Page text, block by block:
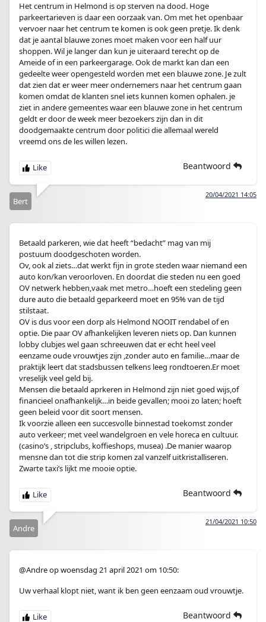
Het centrum in Helmond is op sterven na dood. Hoge
parkeertarieven is daar een oorzaak van. Om met het openbaar
vervoer naar het centrum te komen is ook geen pretje. Ik denk
dat je aantal blauwe zones moet maken voor een half uur
shoppen. Wil je langer dan kun je uiteraard terecht op de
Ameide of in een parkeergarage. Ook de markt kan dan een
gedeelte weer opengesteld worden met een blauwe zone. Je zult
dat zien dat er weer meer ondernemers naar het centrum gaan
komen omdat de klanten snel iets kunnen komen ophalen. je
ziet in andere gemeentes waar een blauwe zone in het centrum
geldt er door de week meer bezoekers zijn dan in dit
doodgemaakte centrum door politici die allemaal wereld
vreemd ons de les willen lezen.
Beantwoord
20/04/2021 14:05
Bert
Betaald parkeren, wie dat heeft “bedacht” mag van mij
postuum doodgeschoten worden.
Ov, ook al ziets…dat werkt fijn in grote steden waar niemand een
auto kon/kan veroorloven. En doordat die steden nu een goed
OV netwerk hebben,vaak met metro…hoeft een stedeling geen
dure auto die betaald geparkeerd moet en 95% van de tijd
stilstaat.
OV is dus voor een dorp als Helmond NOOIT rendabel of en
optie. Die paar OV afhankelijken leveren niets op. Dan kunnen
lobby clubjes wel gaan schreeuwen dat er echt heel veel
eenzame oude vrouwtjes zijn ,zonder auto en familie…maar de
praktijk leert dat stadsbussen telkens leeg rondtoeren.Er moet
vreselijk veel geld bij.
Mensen die betaald aprkeren in Helmond zijn niet goed wijs,of
financieel onafhankelijk…in beide gevallen; mooi zo laten; hoeft
geen beleid voor dit soort mensen.
Ik voorzie alleen een succesvolle binnestad toekomst zonder
auto verkeer; met veel wandelgroen en vele horeca en cultuur.
(casino’s , stripclubs, koffieshops, musea) .De manier waarop
mensne dan tot die strip komen zal vanzelf uitkristalliseren.
Zwarte taxi’s lijkt me mooie optie.
Beantwoord
21/04/2021 10:50
Andre
@Andre op woensdag 21 april 2021 om 10:50:
Uw verhaal klopt niet, want ik ben geen eenzaam oud vrouwtje.
Beantwoord